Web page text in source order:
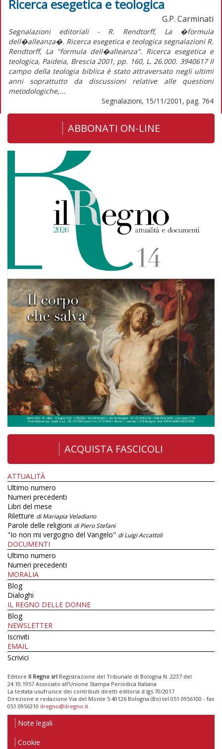
Ricerca esegetica e teologica
G.P. Carminati
Segnalazioni editoriali - R. Rendtorff, La �formula
dell�alleanza�. Ricerca esegetica e teologica segnalazioni R.
Rendtorff, La "formula dell�alleanza". Ricerca esegetica e
teologica, Paideia, Brescia 2001, pp. 160, L. 26.000. 3940617 Il
campo della teologia biblica è stato attraversato negli ultimi
anni soprattutto da discussioni relative alle questioni
metodologiche,...
Segnalazioni, 15/11/2001, pag. 764
ABBONATI ON-LINE
ACQUISTA FASCICOLI
ATTUALITÀ
Ultimo numero
Numeri precedenti
Libri del mese
Riletture di Mariapia Veladiano
Parole delle religioni di Piero Stefani
"Io non mi vergogno del Vangelo" di Luigi Accattoli
DOCUMENTI
Ultimo numero
Numeri precedenti
MORALIA
Blog
Dialoghi
IL REGNO DELLE DONNE
Blog
NEWSLETTER
Iscriviti
EMAIL
Scrivici
Editore Il Regno srl Registrazione del Tribunale di Bologna N. 2237 del
24.10.1957 Associato all’Unione Stampa Periodica Italiana
La testata usufruisce dei contributi diretti editoria d.lgs 70/2017
Direzione e redazione Via del Monte 5 40126 Bologna (Bo) tel 051 0956100 - fax
051 0956310 ilregno@ilregno.it
Note legali
Cookie